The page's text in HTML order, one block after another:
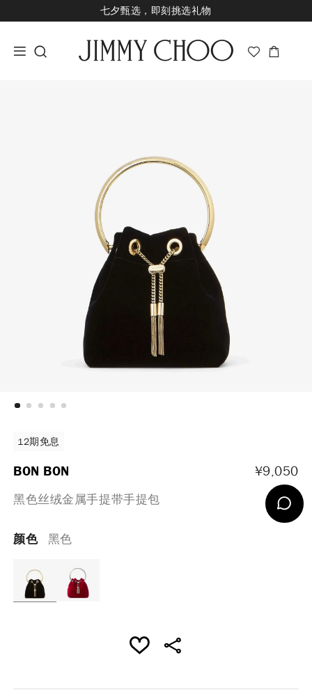
七夕甄选，即刻挑选礼物
经典婚嫁系列，尊享专属婚嫁礼赠
12期免息
BON BON ¥9,050
黑色丝绒金属手提带手提包
颜色 黑色